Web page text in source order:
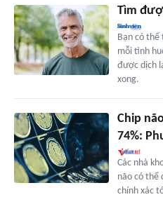
Tìm
Bạn có thể
mỗi tình
được dịch
xong.
Chip
74%:
Các nhà
não có thể
chính xác